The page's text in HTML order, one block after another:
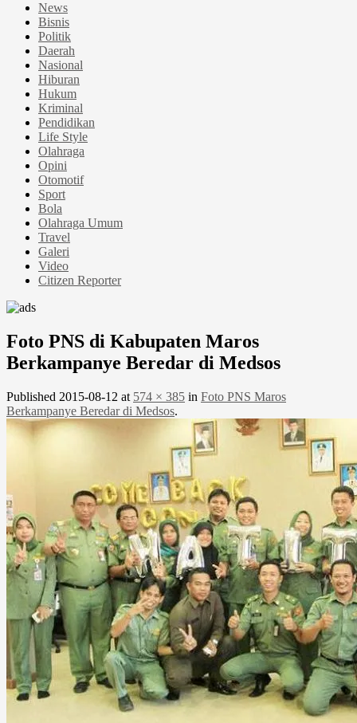
News
Bisnis
Politik
Daerah
Nasional
Hiburan
Hukum
Kriminal
Pendidikan
Life Style
Olahraga
Opini
Otomotif
Sport
Bola
Olahraga Umum
Travel
Galeri
Video
Citizen Reporter
Foto PNS di Kabupaten Maros
Berkampanye Beredar di Medsos
Published 2015-08-12 at 574 × 385 in Foto PNS Maros
Berkampanye Beredar di Medsos.